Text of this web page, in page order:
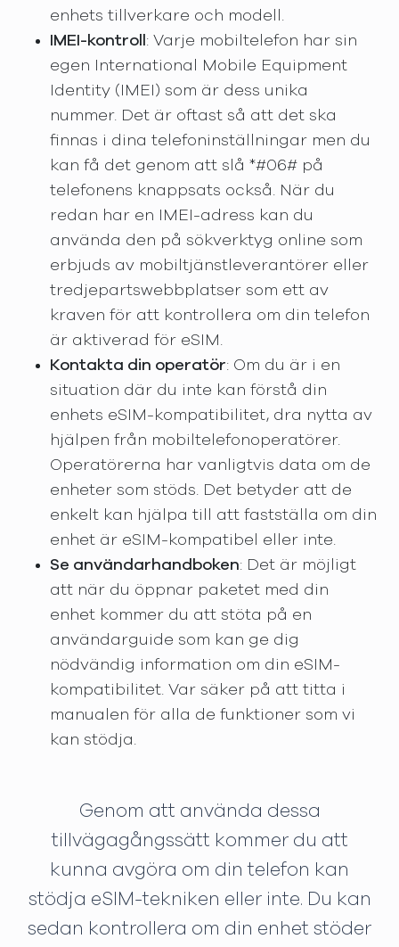
enhets tillverkare och modell.
IMEI-kontroll : Varje mobiltelefon har sin
egen International Mobile Equipment
Identity (IMEI) som är dess unika
nummer. Det är oftast så att det ska
finnas i dina telefoninställningar men du
kan få det genom att slå *#06# på
telefonens knappsats också. När du
redan har en IMEI-adress kan du
använda den på sökverktyg online som
erbjuds av mobiltjänstleverantörer eller
tredjepartswebbplatser som ett av
kraven för att kontrollera om din telefon
är aktiverad för eSIM.
Kontakta din operatör: Om du är i en
situation där du inte kan förstå din
enhets eSIM-kompatibilitet, dra nytta av
hjälpen från mobiltelefonoperatörer.
Operatörerna har vanligtvis data om de
enheter som stöds. Det betyder att de
enkelt kan hjälpa till att fastställa om din
enhet är eSIM-kompatibel eller inte.
Se användarhandboken: Det är möjligt
att när du öppnar paketet med din
enhet kommer du att stöta på en
användarguide som kan ge dig
nödvändig information om din eSIM-
kompatibilitet. Var säker på att titta i
manualen för alla de funktioner som vi
kan stödja.
Genom att använda dessa
tillvägagångssätt kommer du att
kunna avgöra om din telefon kan
stödja eSIM-tekniken eller inte. Du kan
sedan kontrollera om din enhet stöder